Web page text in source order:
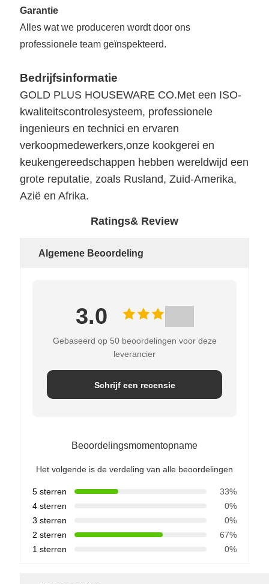
Garantie
Alles wat we produceren wordt door ons
professionele team geïnspekteerd.
Bedrijfsinformatie
GOLD PLUS HOUSEWARE CO.Met een ISO-
kwaliteitscontrolesysteem, professionele
ingenieurs en technici en ervaren
verkoopmedewerkers,onze kookgerei en
keukengereedschappen hebben wereldwijd een
grote reputatie, zoals Rusland, Zuid-Amerika,
Azië en Afrika.
Ratings& Review
Algemene Beoordeling
3.0
Gebaseerd op 50 beoordelingen voor deze
leverancier
Schrijf een recensie
Beoordelingsmomentopname
Het volgende is de verdeling van alle beoordelingen
5 sterren
33%
4 sterren
0%
3 sterren
0%
2 sterren
67%
1 sterren
0%